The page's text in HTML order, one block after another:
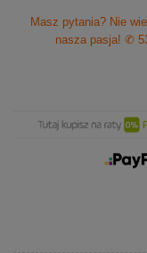
Masz pytania? Nie
nasza pasja! ✆